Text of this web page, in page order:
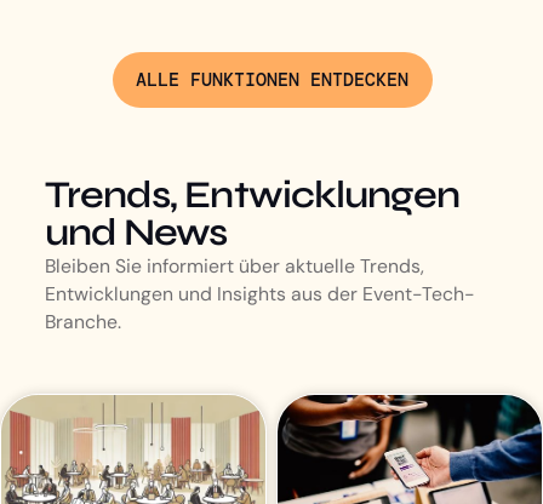
ALLE FUNKTIONEN ENTDECKEN
Trends, Entwicklungen
und News
Bleiben Sie informiert über aktuelle Trends,
Entwicklungen und Insights aus der Event-Tech-
Branche.